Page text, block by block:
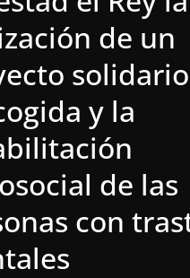
de un
y la
de las
con